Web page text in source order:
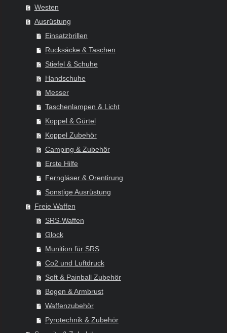
Westen
Ausrüstung
Einsatzbrillen
Rucksäcke & Taschen
Stiefel & Schuhe
Handschuhe
Messer
Taschenlampen & Licht
Koppel & Gürtel
Koppel Zubehör
Camping & Zubehör
Erste Hilfe
Ferngläser & Orentirung
Sonstige Ausrüstung
Freie Waffen
SRS-Waffen
Glock
Munition für SRS
Co2 und Luftdruck
Soft & Painball Zubehör
Bogen & Armbrust
Waffenzubehör
Pyrotechnik & Zubehör